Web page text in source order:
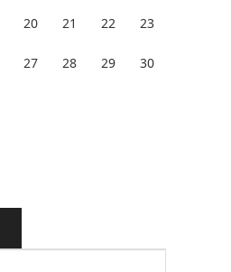
20 21 22 23
27 28 29 30